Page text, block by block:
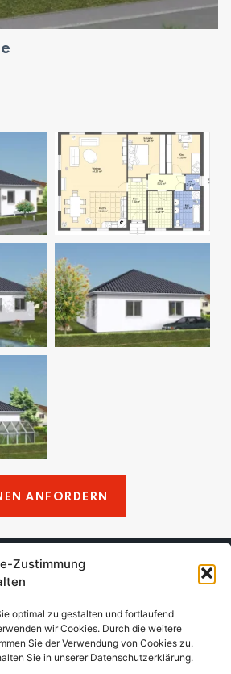
Zustimmung
optimal zu gestalten und fortlaufend
wir Cookies. Durch die weitere
Sie der Verwendung von Cookies zu.
Sie in unserer Datenschutzerklärung.
ANFORDERN
Freitag
GmbH & Co. KG